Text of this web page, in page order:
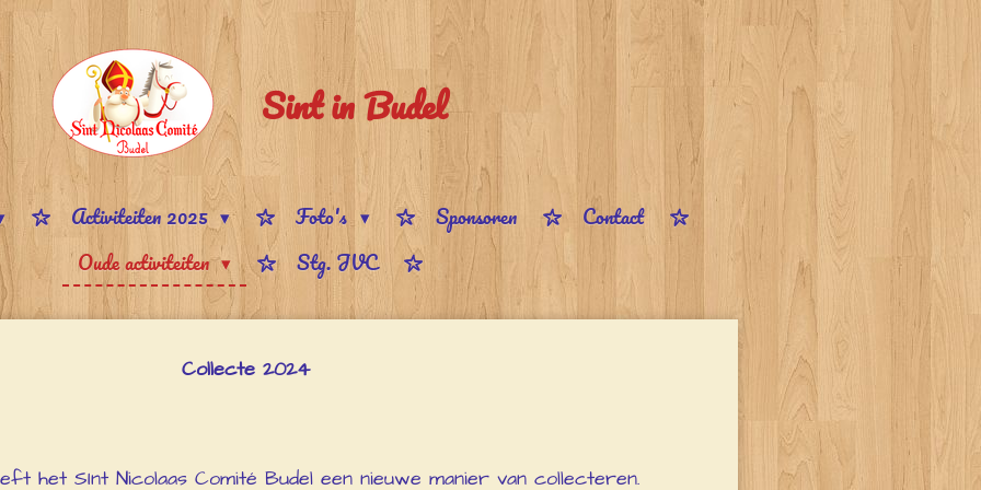
Sint in Budel
Activiteiten 2025 Foto's Sponsoren
Contact
Oude activiteiten
Stg. JVC
Collecte 2024
het SInt Nicolaas Comité Budel een nieuwe manier van collecteren.